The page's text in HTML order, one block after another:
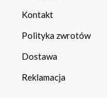
Kontakt
Polityka zwrotów
Dostawa
Reklamacja